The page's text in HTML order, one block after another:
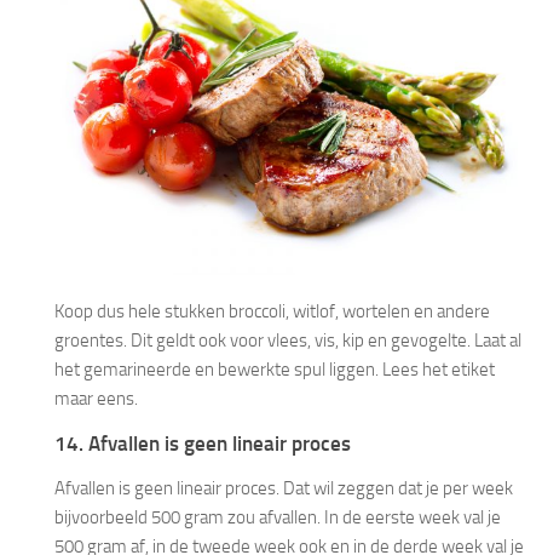
Koop dus hele stukken broccoli, witlof, wortelen en andere
groentes. Dit geldt ook voor vlees, vis, kip en gevogelte. Laat al
het gemarineerde en bewerkte spul liggen. Lees het etiket
maar eens.
14. Afvallen is geen lineair proces
Afvallen is geen lineair proces. Dat wil zeggen dat je per week
bijvoorbeeld 500 gram zou afvallen. In de eerste week val je
500 gram af, in de tweede week ook en in de derde week val je